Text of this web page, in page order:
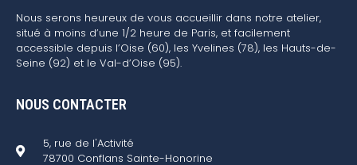
Nous serons heureux de vous accueillir dans notre atelier,
situé à moins d’une 1/2 heure de Paris, et facilement
accessible depuis l’Oise (60), les Yvelines (78), les Hauts-de-
Seine (92) et le Val-d’Oise (95).
NOUS CONTACTER
5, rue de l'Activité
78700 Conflans Sainte-Honorine